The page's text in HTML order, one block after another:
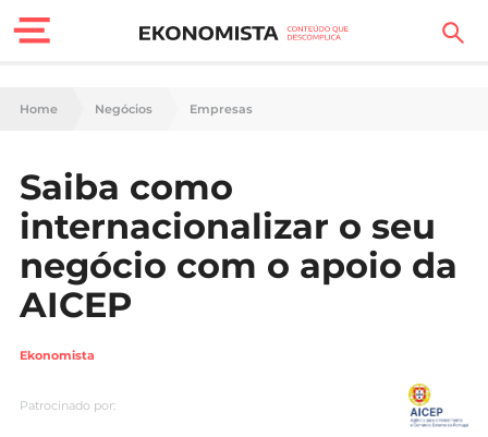
Finanças Pessoais
Carreira
Casa
Lifestyle
Sociedade
Tecnologia
Home Negócios Empresas
Saiba como
internacionalizar o seu
negócio com o apoio da
AICEP
Ekonomista
Patrocinado por: